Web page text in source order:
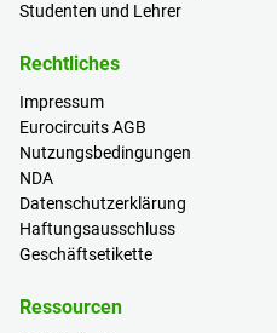
Studenten und Lehrer
Rechtliches
Impressum
Eurocircuits AGB
Nutzungsbedingungen
NDA
Datenschutzerklärung
Haftungsausschluss
Geschäftsetikette
Ressourcen